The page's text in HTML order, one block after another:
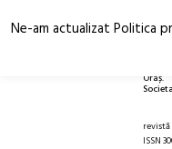
Oraș.
ISSN
Ne-am actualizat Politica